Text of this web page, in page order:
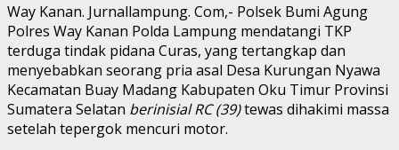
Way Kanan. Jurnallampung. Com,- Polsek Bumi Agung
Polres Way Kanan Polda Lampung mendatangi TKP
terduga tindak pidana Curas, yang tertangkap dan
menyebabkan seorang pria asal Desa Kurungan Nyawa
Kecamatan Buay Madang Kabupaten Oku Timur Provinsi
Sumatera Selatan berinisial RC (39)tewas dihakimi massa
setelah tepergok mencuri motor.